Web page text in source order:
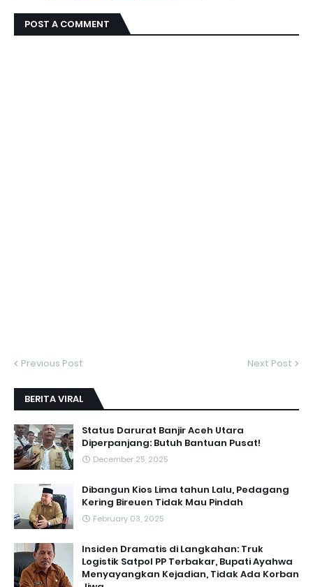
POST A COMMENT
Previous Post Next Post
BERITA VIRAL
Status Darurat Banjir Aceh Utara
Diperpanjang: Butuh Bantuan Pusat!
December 25, 2025
Dibangun Kios Lima tahun Lalu, Pedagang
Kering Bireuen Tidak Mau Pindah
February 03, 2025
Insiden Dramatis di Langkahan: Truk
Logistik Satpol PP Terbakar, Bupati Ayahwa
Menyayangkan Kejadian, Tidak Ada Korban